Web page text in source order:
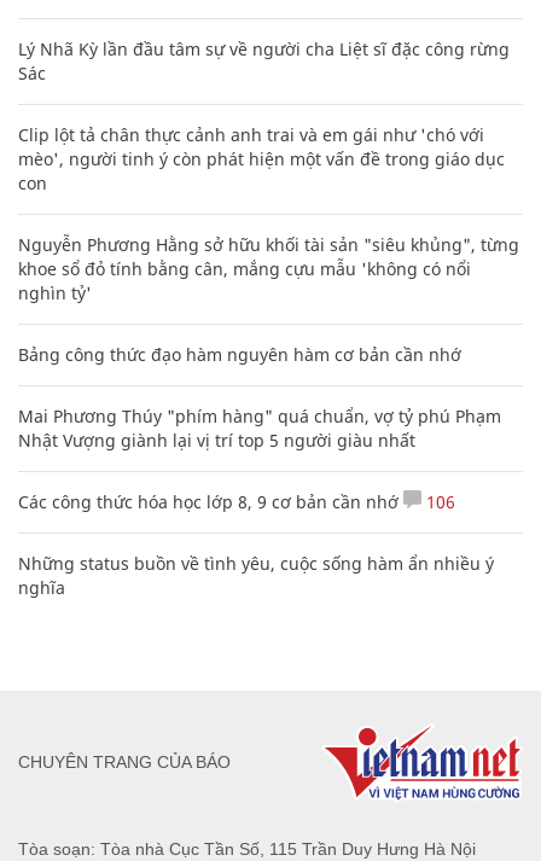
Lý Nhã Kỳ lần đầu tâm sự về người cha Liệt sĩ đặc công rừng
Sác
Clip lột tả chân thực cảnh anh trai và em gái như 'chó với
mèo', người tinh ý còn phát hiện một vấn đề trong giáo dục
con
Nguyễn Phương Hằng sở hữu khối tài sản "siêu khủng", từng
khoe sổ đỏ tính bằng cân, mắng cựu mẫu 'không có nổi
nghìn tỷ'
Bảng công thức đạo hàm nguyên hàm cơ bản cần nhớ
Mai Phương Thúy "phím hàng" quá chuẩn, vợ tỷ phú Phạm
Nhật Vượng giành lại vị trí top 5 người giàu nhất
Các công thức hóa học lớp 8, 9 cơ bản cần nhớ 106
Những status buồn về tình yêu, cuộc sống hàm ẩn nhiều ý
nghĩa
Tòa soạn: Tòa nhà Cục Tần Số, 115 Trần Duy Hưng Hà Nội
CHUYÊN TRANG CỦA BÁO